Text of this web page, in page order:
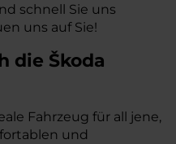
schnell Sie uns
uns auf Sie!
die Škoda
Fahrzeug für all jene,
und